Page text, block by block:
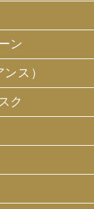
ン
ス）
ク